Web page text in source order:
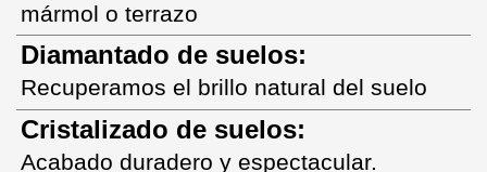
mármol o terrazo
Diamantado de suelos:
Recuperamos el brillo natural del suelo
Cristalizado de suelos:
Acabado duradero y espectacular.